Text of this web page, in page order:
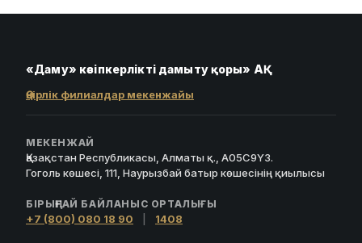
«Даму» кәсіпкерлікті дамыту қоры» АҚ
Өңірлік филиалдар мекенжайы
МЕКЕНЖАЙ
Қазақстан Республикасы, Алматы қ., A05C9Y3.
Гоголь көшесі, 111, Наурызбай батыр көшесінің қиылысы
БІРЫҢҒАЙ БАЙЛАНЫС ОРТАЛЫҒЫ
+7 (800) 080 18 90 1408